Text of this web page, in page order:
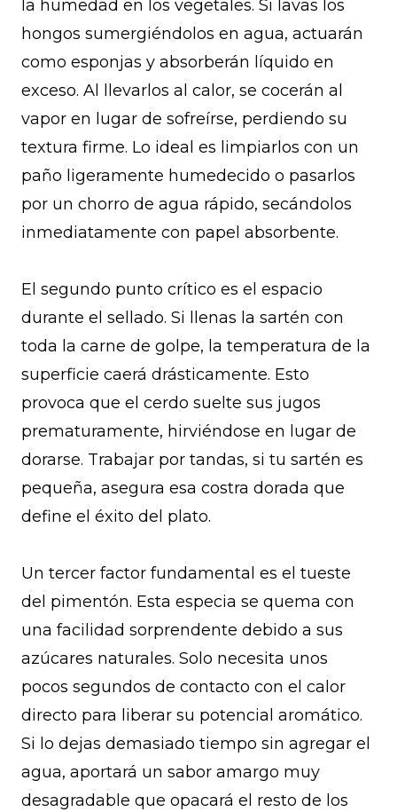
la humedad en los vegetales. Si lavas los
hongos sumergiéndolos en agua, actuarán
como esponjas y absorberán líquido en
exceso. Al llevarlos al calor, se cocerán al
vapor en lugar de sofreírse, perdiendo su
textura firme. Lo ideal es limpiarlos con un
paño ligeramente humedecido o pasarlos
por un chorro de agua rápido, secándolos
inmediatamente con papel absorbente.
El segundo punto crítico es el espacio
durante el sellado. Si llenas la sartén con
toda la carne de golpe, la temperatura de la
superficie caerá drásticamente. Esto
provoca que el cerdo suelte sus jugos
prematuramente, hirviéndose en lugar de
dorarse. Trabajar por tandas, si tu sartén es
pequeña, asegura esa costra dorada que
define el éxito del plato.
Un tercer factor fundamental es el tueste
del pimentón. Esta especia se quema con
una facilidad sorprendente debido a sus
azúcares naturales. Solo necesita unos
pocos segundos de contacto con el calor
directo para liberar su potencial aromático.
Si lo dejas demasiado tiempo sin agregar el
agua, aportará un sabor amargo muy
desagradable que opacará el resto de los